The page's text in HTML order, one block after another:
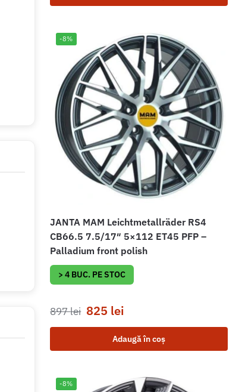
-8%
JANTA MAM Leichtmetallräder RS4
CB66.5 7.5/17″ 5×112 ET45 PFP –
Palladium front polish
> 4 BUC. PE STOC
897lei 825 lei
Adaugă în coș
-8%